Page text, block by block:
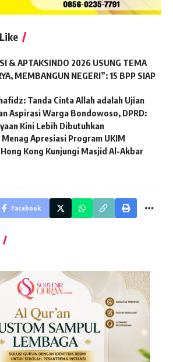
& APTAKSINDO 2026 USUNG TEMA
MEMBANGUN NEGERI”: 15 BPP SIAP
Tanda Cinta Allah adalah Ujian
Aspirasi Warga Bondowoso, DPRD:
Kini Lebih Dibutuhkan
Menag Apresiasi Program UKIM
Hong Kong Kunjungi Masjid Al-Akbar
Facebook